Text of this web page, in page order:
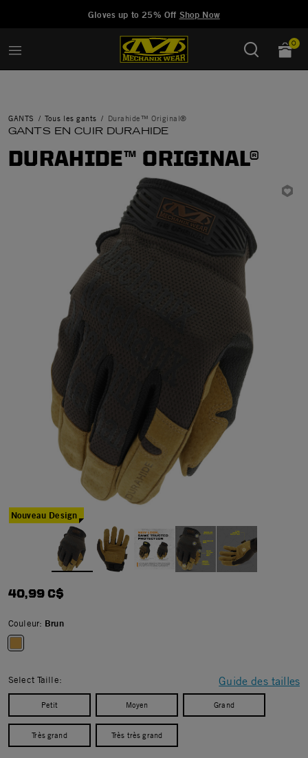
Gloves up to 25% Off Shop Now
0
GANTS Tous les gants Durahide™ Original®
GANTS EN CUIR DURAHIDE
DURAHIDE™ ORIGINAL®
Nouveau Design
40,99 C$
Couleur: Brun
Guide des tailles
Select Taille:
Petit Moyen Grand
Très grand Très très grand
Manage Wishlist